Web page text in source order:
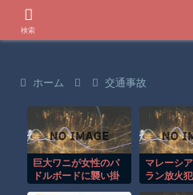
ホーム 交通事故
巨大ワニが女性のパ
ドルボードに襲い掛
マレーシ
ラン放火
検索